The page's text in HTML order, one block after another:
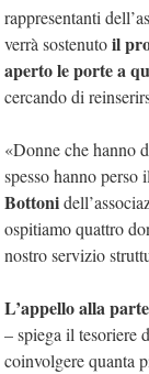
rappresentanti
verrà sostenutoil
aperto le porte a
cercando di
«Donne che hanno
spesso hanno
Bottoni
ospitiamo quattro
nostro servizio
L’appello alla
– spiega il tesoriere
coinvolgere quanta